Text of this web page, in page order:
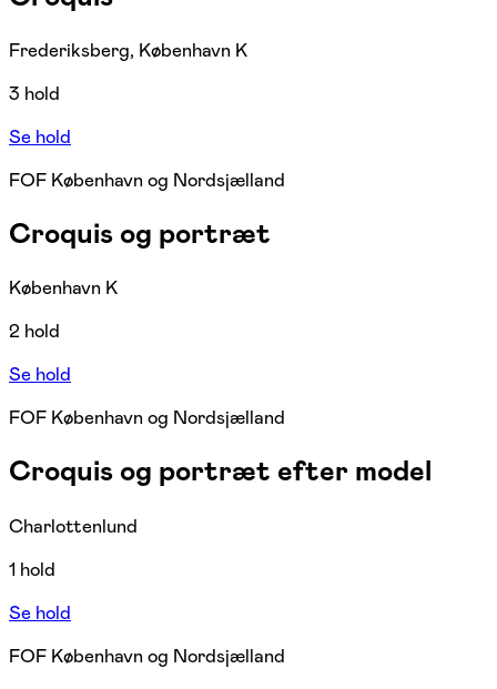
Frederiksberg, København K
3 hold
Se hold
FOF København og Nordsjælland
Croquis og portræt
København K
2 hold
Se hold
FOF København og Nordsjælland
Croquis og portræt efter model
Charlottenlund
1 hold
Se hold
FOF København og Nordsjælland